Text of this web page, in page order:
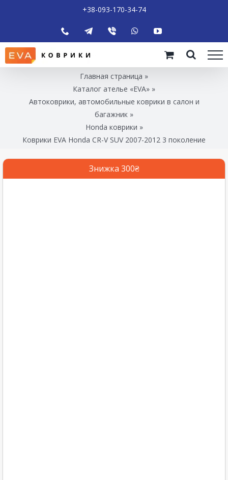
+38-093-170-34-74
Главная страница »
Каталог ателье «EVA» »
Автоковрики, автомобильные коврики в салон и
багажник »
Honda коврики »
Коврики EVA Honda CR-V SUV 2007-2012 3 поколение
Знижка 300₴